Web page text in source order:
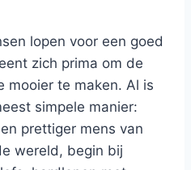
lopen voor een goed
zich prima om de
mooier te maken. Al is
simpele manier:
prettiger mens van
wereld, begin bij